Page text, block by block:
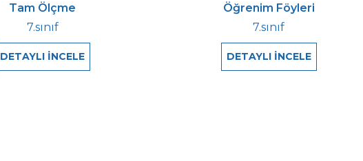
Tam Ölçme
7.sınıf
DETAYLI İNCELE
Öğrenim Föyleri
7.sınıf
DETAYLI İNCELE